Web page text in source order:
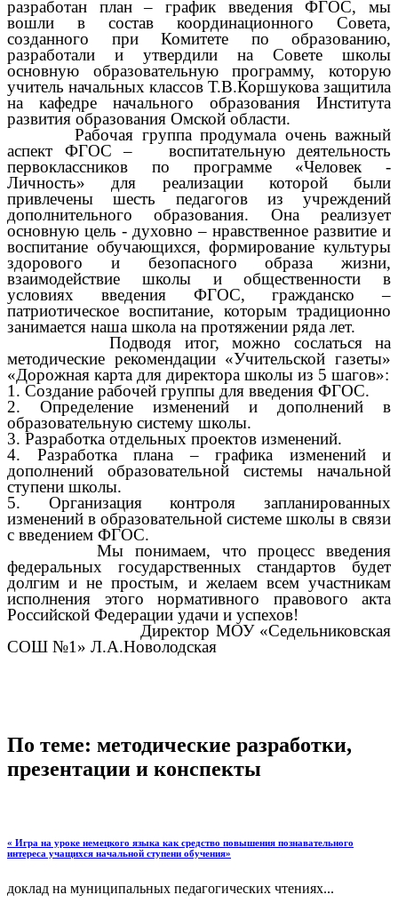
разработан план – график введения ФГОС, мы
вошли в состав координационного Совета,
созданного при Комитете по образованию,
разработали и утвердили на Совете школы
основную образовательную программу, которую
учитель начальных классов Т.В.Коршукова защитила
на кафедре начального образования Института
развития образования Омской области.
Рабочая группа продумала очень важный
аспект ФГОС – воспитательную деятельность
первоклассников по программе «Человек -
Личность» для реализации которой были
привлечены шесть педагогов из учреждений
дополнительного образования. Она реализует
основную цель - духовно – нравственное развитие и
воспитание обучающихся, формирование культуры
здорового и безопасного образа жизни,
взаимодействие школы и общественности в
условиях введения ФГОС, гражданско –
патриотическое воспитание, которым традиционно
занимается наша школа на протяжении ряда лет.
Подводя итог, можно сослаться на
методические рекомендации «Учительской газеты»
«Дорожная карта для директора школы из 5 шагов»:
1. Создание рабочей группы для введения ФГОС.
2. Определение изменений и дополнений в
образовательную систему школы.
3. Разработка отдельных проектов изменений.
4. Разработка плана – графика изменений и
дополнений образовательной системы начальной
ступени школы.
5. Организация контроля запланированных
изменений в образовательной системе школы в связи
с введением ФГОС.
Мы понимаем, что процесс введения
федеральных государственных стандартов будет
долгим и не простым, и желаем всем участникам
исполнения этого нормативного правового акта
Российской Федерации удачи и успехов!
Директор МОУ «Седельниковская
СОШ №1» Л.А.Новолодская
По теме: методические разработки,
презентации и конспекты
« Игра на уроке немецкого языка как средство повышения познавательного
интереса учащихся начальной ступени обучения»
доклад на муниципальных педагогических чтениях...